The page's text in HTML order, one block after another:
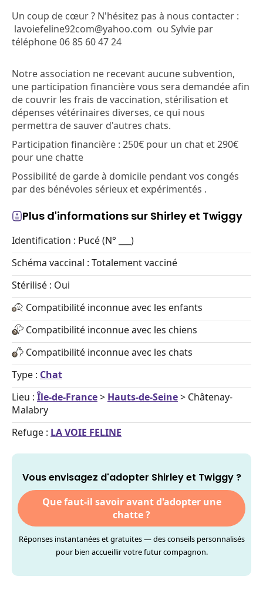
Un coup de cœur ? N'hésitez pas à nous contacter :
lavoiefeline92com@yahoo.com ou Sylvie par
téléphone 06 85 60 47 24
Notre association ne recevant aucune subvention,
une participation financière vous sera demandée afin
de couvrir les frais de vaccination, stérilisation et
dépenses vétérinaires diverses, ce qui nous
permettra de sauver d'autres chats.
Participation financière : 250€ pour un chat et 290€
pour une chatte
Possibilité de garde à domicile pendant vos congés
par des bénévoles sérieux et expérimentés .
Plus d'informations sur Shirley et Twiggy
Identification : Pucé (N° ___)
Schéma vaccinal : Totalement vacciné
Stérilisé : Oui
Compatibilité inconnue avec les enfants
Compatibilité inconnue avec les chiens
Compatibilité inconnue avec les chats
Type : Chat
Lieu : Île-de-France> Hauts-de-Seine> Châtenay-
Malabry
Refuge : LA VOIE FELINE
Vous envisagez d'adopter Shirley et Twiggy ?
Que faut-il savoir avant d'adopter une
chatte ?
Réponses instantanées et gratuites — des conseils personnalisés
pour bien accueillir votre futur compagnon.